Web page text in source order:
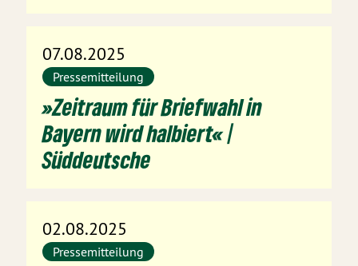
07.08.2025
Pressemitteilung
»Zeitraum für Briefwahl in
Bayern wird halbiert« |
Süddeutsche
02.08.2025
Pressemitteilung